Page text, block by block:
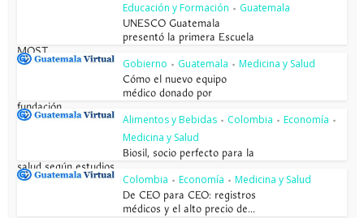
Educación y Formación • Guatemala
UNESCO Guatemala
presentó la primera Escuela
MOST
Gobierno • Guatemala • Medicina y Salud
Cómo el nuevo equipo
médico donado por
fundación...
Alimentos y Bebidas • Colombia • Economía •
Medicina y Salud
Biosil, socio perfecto para la
salud según estudios...
Colombia • Economía • Medicina y Salud
De CEO para CEO: registros
médicos y el alto precio de...